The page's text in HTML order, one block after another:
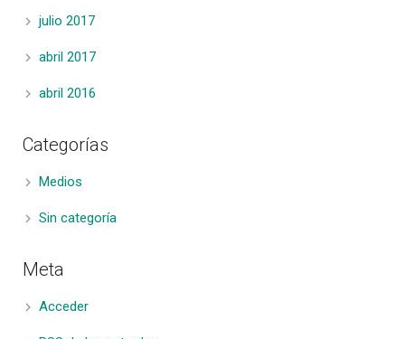
julio 2017
abril 2017
abril 2016
Categorías
Medios
Sin categoría
Meta
Acceder